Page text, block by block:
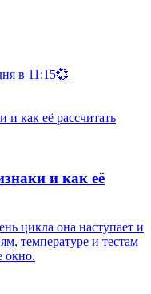
в 11:15💞
и как её
цикла она наступает и
температуре и тестам
окно.